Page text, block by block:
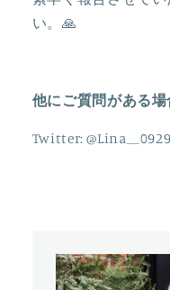
の
を
ら
を
や
い。🙏
他にご質問がある場
Twitter: @Lina__0929